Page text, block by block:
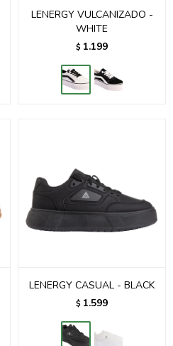
LENERGY VULCANIZADO -
WHITE
$ 1.199
LENERGY CASUAL - BLACK
$ 1.599